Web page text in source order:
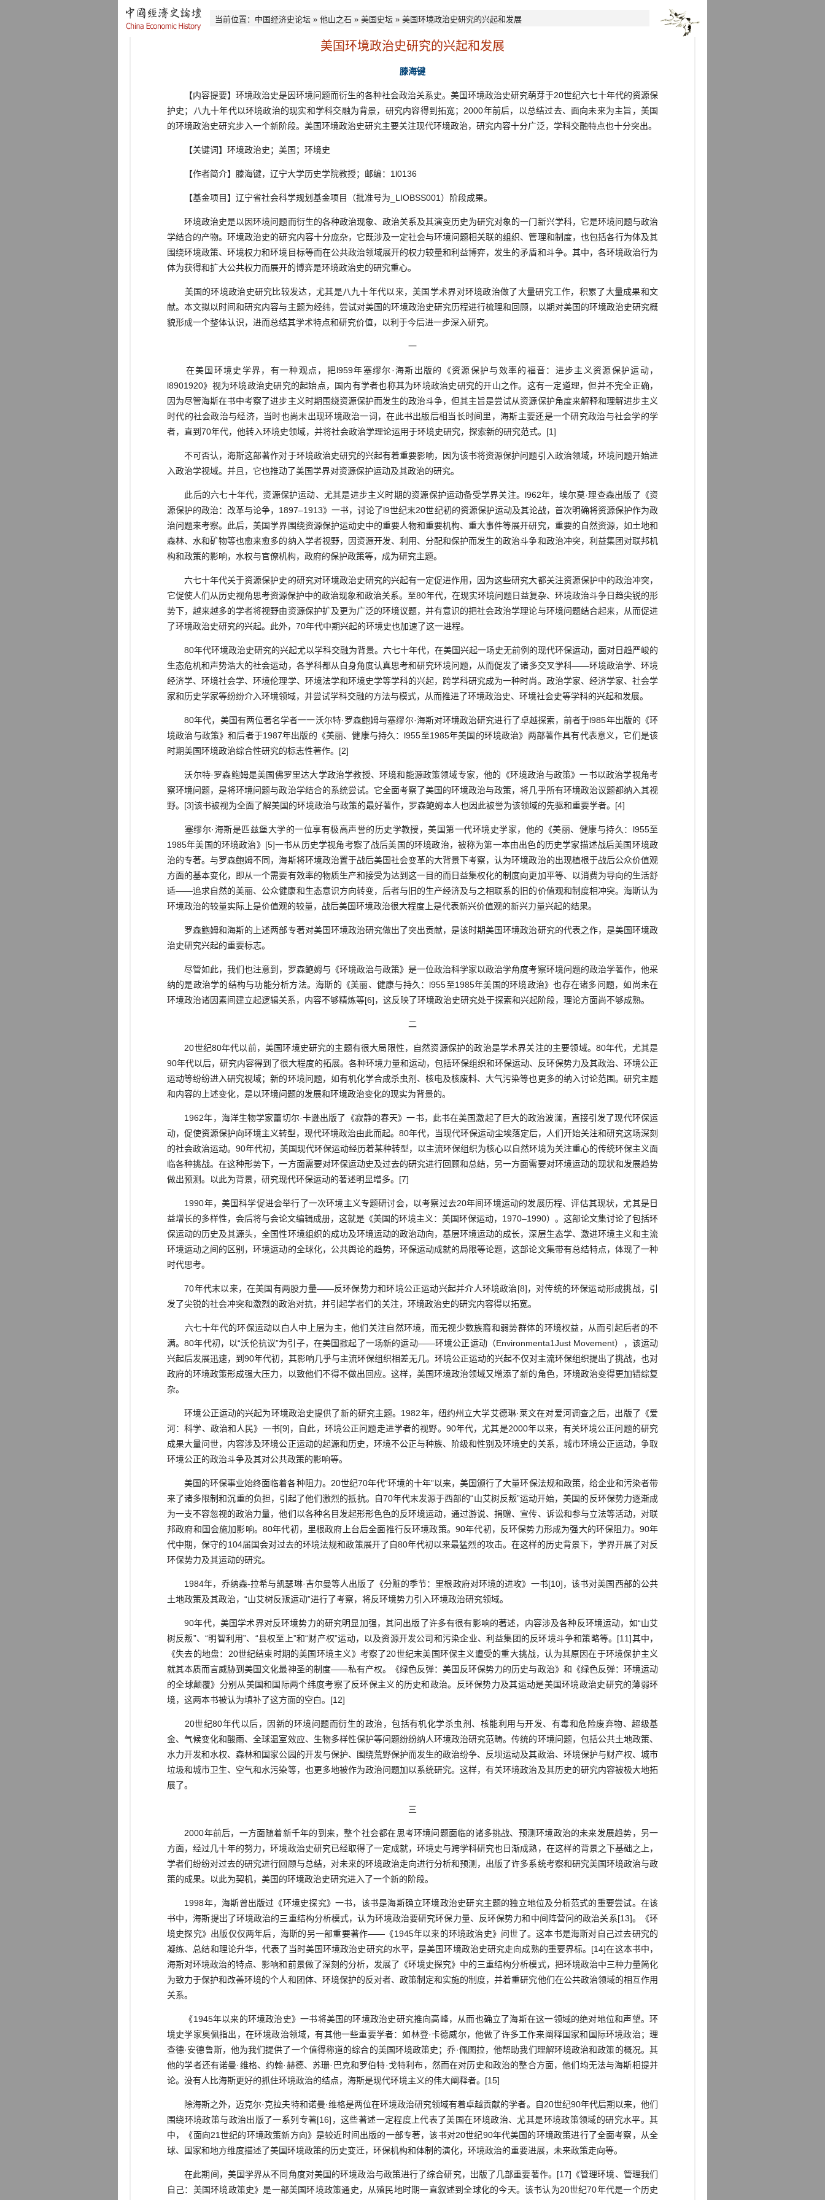
当前位置： 中国经济史论坛 » 他山之石 » 美国史坛 » 美国环境政治史研究的兴起和发展
美国环境政治史研究的兴起和发展
滕海键
【内容提要】环境政治史是因环境问题而衍生的各种社会政治关系史。美国环境政治史研究萌芽于20世纪六七十年代的资源保
护史；八九十年代以环境政治的现实和学科交融为背景，研究内容得到拓宽；2000年前后，以总结过去、面向未来为主旨，美国
的环境政治史研究步入一个新阶段。美国环境政治史研究主要关注现代环境政治，研究内容十分广泛，学科交融特点也十分突出。
【关键词】环境政治史；美国；环境史
【作者简介】滕海键，辽宁大学历史学院教授；邮编：1l0136
【基金项目】辽宁省社会科学规划基金项目（批准号为_LIOBSS001）阶段成果。
环境政治史是以因环境问题而衍生的各种政治现象、政治关系及其演变历史为研究对象的一门新兴学科，它是环境问题与政治
学结合的产物。环境政治史的研究内容十分庞杂，它既涉及一定社会与环境问题相关联的组织、管理和制度，也包括各行为体及其
围绕环境政策、环境权力和环境目标等而在公共政治领域展开的权力较量和利益博弈，发生的矛盾和斗争。其中，各环境政治行为
体为获得和扩大公共权力而展开的博弈是环境政治史的研究重心。
美国的环境政治史研究比较发达，尤其是八九十年代以来，美国学术界对环境政治做了大量研究工作，积累了大量成果和文
献。本文拟以时间和研究内容与主题为经纬，尝试对美国的环境政治史研究历程进行梳理和回顾，以期对美国的环境政治史研究概
貌形成一个整体认识，进而总结其学术特点和研究价值，以利于今后进一步深入研究。
一
在美国环境史学界，有一种观点，把l959年塞缪尔·海斯出版的《资源保护与效率的福音：进步主义资源保护运动，
l8901920》视为环境政治史研究的起始点，国内有学者也称其为环境政治史研究的开山之作。这有一定道理，但并不完全正确，
因为尽管海斯在书中考察了进步主义时期围绕资源保护而发生的政治斗争，但其主旨是尝试从资源保护角度来解释和理解进步主义
时代的社会政治与经济，当时也尚未出现环境政治一词，在此书出版后相当长时间里，海斯主要还是一个研究政治与社会学的学
者，直到70年代，他转入环境史领域，并将社会政治学理论运用于环境史研究，探索新的研究范式。[1]
不可否认，海斯这部著作对于环境政治史研究的兴起有着重要影响，因为该书将资源保护问题引入政治领域，环境问题开始进
入政治学视域。并且，它也推动了美国学界对资源保护运动及其政治的研究。
此后的六七十年代，资源保护运动、尤其是进步主义时期的资源保护运动备受学界关注。l962年，埃尔莫·理查森出版了《资
源保护的政治：改革与论争，1897–1913》一书，讨论了l9世纪末20世纪初的资源保护运动及其论战，首次明确将资源保护作为政
治问题来考察。此后，美国学界围绕资源保护运动史中的重要人物和重要机构、重大事件等展开研究，重要的自然资源，如土地和
森林、水和矿物等也愈来愈多的纳入学者视野，因资源开发、利用、分配和保护而发生的政治斗争和政治冲突，利益集团对联邦机
构和政策的影响，水权与官僚机构，政府的保护政策等，成为研究主题。
六七十年代关于资源保护史的研究对环境政治史研究的兴起有一定促进作用，因为这些研究大都关注资源保护中的政治冲突，
它促使人们从历史视角思考资源保护中的政治现象和政治关系。至80年代，在现实环境问题日益复杂、环境政治斗争日趋尖锐的形
势下，越来越多的学者将视野由资源保护扩及更为广泛的环境议题，并有意识的把社会政治学理论与环境问题结合起来，从而促进
了环境政治史研究的兴起。此外，70年代中期兴起的环境史也加速了这一进程。
80年代环境政治史研究的兴起尤以学科交融为背景。六七十年代，在美国兴起一场史无前例的现代环保运动，面对日趋严峻的
生态危机和声势浩大的社会运动，各学科都从自身角度认真思考和研究环境问题，从而促发了诸多交叉学科——环境政治学、环境
经济学、环境社会学、环境伦理学、环境法学和环境史学等学科的兴起，跨学科研究成为一种时尚。政治学家、经济学家、社会学
家和历史学家等纷纷介入环境领域，并尝试学科交融的方法与模式，从而推进了环境政治史、环境社会史等学科的兴起和发展。
80年代，美国有两位著名学者一一沃尔特·罗森鲍姆与塞缪尔·海斯对环境政治研究进行了卓越探索，前者于l985年出版的《环
境政治与政策》和后者于1987年出版的《美丽、健康与持久：l955至1985年美国的环境政治》两部著作具有代表意义，它们是该
时期美国环境政治综合性研究的标志性著作。[2]
沃尔特·罗森鲍姆是美国佛罗里达大学政治学教授、环境和能源政策领域专家，他的《环境政治与政策》一书以政治学视角考
察环境问题，是将环境问题与政治学结合的系统尝试。它全面考察了美国的环境政治与政策，将几乎所有环境政治议题都纳入其视
野。[3]该书被视为全面了解美国的环境政治与政策的最好著作，罗森鲍姆本人也因此被誉为该领域的先驱和重要学者。[4]
塞缪尔·海斯是匹兹堡大学的一位享有极高声誉的历史学教授，美国第一代环境史学家，他的《美丽、健康与持久：l955至
1985年美国的环境政治》[5]一书从历史学视角考察了战后美国的环境政治，被称为第一本由出色的历史学家描述战后美国环境政
治的专著。与罗森鲍姆不同，海斯将环境政治置于战后美国社会变革的大背景下考察，认为环境政治的出现植根于战后公众价值观
方面的基本变化，即从一个需要有效率的物质生产和接受为达到这一目的而日益集权化的制度向更加平等、以消费为导向的生活舒
适——追求自然的美丽、公众健康和生态意识方向转变，后者与旧的生产经济及与之相联系的旧的价值观和制度相冲突。海斯认为
环境政治的较量实际上是价值观的较量，战后美国环境政治很大程度上是代表新兴价值观的新兴力量兴起的结果。
罗森鲍姆和海斯的上述两部专著对美国环境政治研究做出了突出贡献，是该时期美国环境政治研究的代表之作，是美国环境政
治史研究兴起的重要标志。
尽管如此，我们也注意到，罗森鲍姆与《环境政治与政策》是一位政治科学家以政治学角度考察环境问题的政治学著作，他采
纳的是政治学的结构与功能分析方法。海斯的《美丽、健康与持久：l955至1985年美国的环境政治》也存在诸多问题，如尚未在
环境政治诸因素间建立起逻辑关系，内容不够精炼等[6]，这反映了环境政治史研究处于探索和兴起阶段，理论方面尚不够成熟。
二
20世纪80年代以前，美国环境史研究的主题有很大局限性，自然资源保护的政治是学术界关注的主要领域。80年代，尤其是
90年代以后，研究内容得到了很大程度的拓展。各种环境力量和运动，包括环保组织和环保运动、反环保势力及其政治、环境公正
运动等纷纷进入研究视域；新的环境问题，如有机化学合成杀虫剂、核电及核废料、大气污染等也更多的纳入讨论范围。研究主题
和内容的上述变化，是以环境问题的发展和环境政治变化的现实为背景的。
1962年，海洋生物学家蕾切尔·卡逊出版了《寂静的春天》一书，此书在美国激起了巨大的政治波澜，直接引发了现代环保运
动，促使资源保护向环境主义转型，现代环境政治由此而起。80年代，当现代环保运动尘埃落定后，人们开始关注和研究这场深刻
的社会政治运动。90年代初，美国现代环保运动经历着某种转型，以主流环保组织为核心以自然环境为关注重心的传统环保主义面
临各种挑战。在这种形势下，一方面需要对环保运动史及过去的研究进行回顾和总结，另一方面需要对环境运动的现状和发展趋势
做出预测。以此为背景，研究现代环保运动的著述明显增多。[7]
1990年，美国科学促进会举行了一次环境主义专题研讨会，以考察过去20年间环境运动的发展历程、评估其现状，尤其是日
益增长的多样性，会后将与会论文编辑成册，这就是《美国的环境主义：美国环保运动，1970–1990）。这部论文集讨论了包括环
保运动的历史及其源头，全国性环境组织的成功及环境运动的政治动向，基层环境运动的成长，深层生态学、激进环境主义和主流
环境运动之间的区别，环境运动的全球化，公共舆论的趋势，环保运动成就的局限等论题，这部论文集带有总结特点，体现了一种
时代思考。
70年代末以来，在美国有两股力量——反环保势力和环境公正运动兴起并介人环境政治[8]，对传统的环保运动形成挑战，引
发了尖锐的社会冲突和激烈的政治对抗，并引起学者们的关注，环境政治史的研究内容得以拓宽。
六七十年代的环保运动以白人中上层为主，他们关注自然环境，而无视少数族裔和弱势群体的环境权益，从而引起后者的不
满。80年代初，以“沃伦抗议”为引子，在美国掀起了一场新的运动——环境公正运动（Environmenta1Just Movement），该运动
兴起后发展迅速，到90年代初，其影响几乎与主流环保组织相差无几。环境公正运动的兴起不仅对主流环保组织提出了挑战，也对
政府的环境政策形成强大压力，以致他们不得不做出回应。这样，美国环境政治领域又增添了新的角色，环境政治变得更加错综复
杂。
环境公正运动的兴起为环境政治史提供了新的研究主题。1982年，纽约州立大学艾德琳·莱文在对爱河调查之后，出版了《爱
河：科学、政治和人民》一书[9]，自此，环境公正问题走进学者的视野。90年代，尤其是2000年以来，有关环境公正问题的研究
成果大量问世，内容涉及环境公正运动的起源和历史，环境不公正与种族、阶级和性别及环境史的关系，城市环境公正运动，争取
环境公正的政治斗争及其对公共政策的影响等。
美国的环保事业始终面临着各种阻力。20世纪70年代“环境的十年”以来，美国颁行了大量环保法规和政策，给企业和污染者带
来了诸多限制和沉重的负担，引起了他们激烈的抵抗。自70年代末发源于西部的“山艾树反叛”运动开始，美国的反环保势力逐渐成
为一支不容忽视的政治力量，他们以各种名目发起形形色色的反环境运动，通过游说、捐赠、宣传、诉讼和参与立法等活动，对联
邦政府和国会施加影响。80年代初，里根政府上台后全面推行反环境政策。90年代初，反环保势力形成为强大的环保阻力。90年
代中期，保守的104届国会对过去的环境法规和政策展开了自80年代初以来最猛烈的攻击。在这样的历史背景下，学界开展了对反
环保势力及其运动的研究。
1984年，乔纳森-拉希与凯瑟琳·吉尔曼等人出版了《分赃的季节：里根政府对环境的进攻》一书[10]，该书对美国西部的公共
土地政策及其政治，“山艾树反叛运动”进行了考察，将反环境势力引入环境政治研究领域。
90年代，美国学术界对反环境势力的研究明显加强，其问出版了许多有很有影响的著述，内容涉及各种反环境运动，如“山艾
树反叛”、“明智利用”、“县权至上”和“财产权”运动，以及资源开发公司和污染企业、利益集团的反环境斗争和策略等。[11]其中，
《失去的地盘：20世纪结束时期的美国环境主义》考察了20世纪末美国环保主义遭受的重大挑战，认为其原因在于环境保护主义
就其本质而言威胁到美国文化最神圣的制度——私有产权。《绿色反弹：美国反环保势力的历史与政治》和《绿色反弹：环境运动
的全球颠覆》分别从美国和国际两个纬度考察了反环保主义的历史和政治。反环保势力及其运动是美国环境政治史研究的薄弱环
境，这两本书被认为填补了这方面的空白。[12]
20世纪80年代以后，因新的环境问题而衍生的政治，包括有机化学杀虫剂、核能利用与开发、有毒和危险废弃物、超级基
金、气候变化和酸雨、全球温室效应、生物多样性保护等问题纷纷纳人环境政治研究范畴。传统的环境问题，包括公共土地政策、
水力开发和水权、森林和国家公园的开发与保护、围绕荒野保护而发生的政治纷争、反坝运动及其政治、环境保护与财产权、城市
垃圾和城市卫生、空气和水污染等，也更多地被作为政治问题加以系统研究。这样，有关环境政治及其历史的研究内容被极大地拓
展了。
三
2000年前后，一方面随着新千年的到来，整个社会都在思考环境问题面临的诸多挑战、预测环境政治的未来发展趋势，另一
方面，经过几十年的努力，环境政治史研究已经取得了一定成就，环境史与跨学科研究也日渐成熟，在这样的背景之下基础之上，
学者们纷纷对过去的研究进行回顾与总结，对未来的环境政治走向进行分析和预测，出版了许多系统考察和研究美国环境政治与政
策的成果。以此为契机，美国的环境政治史研究进入了一个新的阶段。
1998年，海斯曾出版过《环境史探究》一书，该书是海斯确立环境政治史研究主题的独立地位及分析范式的重要尝试。在该
书中，海斯提出了环境政治的三重结构分析模式，认为环境政治要研究环保力量、反环保势力和中间阵营问的政治关系[13]。《环
境史探究》出版仅仅两年后，海斯的另一部重要著作——《1945年以来的环境政治史》问世了。这本书是海斯对自己过去研究的
凝练、总结和理论升华，代表了当时美国环境政治史研究的水平，是美国环境政治史研究走向成熟的重要界标。[14]在这本书中，
海斯对环境政治的特点、影响和前景做了深刻的分析，发展了《环境史探究》中的三重结构分析模式，把环境政治中三种力量简化
为致力于保护和改善环境的个人和团体、环境保护的反对者、政策制定和实施的制度，并着重研究他们在公共政治领域的相互作用
关系。
《1945年以来的环境政治史》一书将美国的环境政治史研究推向高峰，从而也确立了海斯在这一领域的绝对地位和声望。环
境史学家奥佩指出，在环境政治领域，有其他一些重要学者：如林登·卡德威尔，他做了许多工作来阐释国家和国际环境政治；理
查德·安德鲁斯，他为我们提供了一个值得称道的综合的美国环境政策史；乔·佩图拉，他帮助我们理解环境政治和政策的概况。其
他的学者还有诺曼·维格、约翰·赫德、苏珊·巴克和罗伯特·戈特利布，然而在对历史和政治的整合方面，他们均无法与海斯相提并
论。没有人比海斯更好的抓住环境政治的结点，海斯是现代环境主义的伟大阐释者。[15]
除海斯之外，迈克尔·克拉夫特和诺曼·维格是两位在环境政治研究领域有着卓越贡献的学者。自20世纪90年代后期以来，他们
围绕环境政策与政治出版了一系列专著[16]，这些著述一定程度上代表了美国在环境政治、尤其是环境政策领域的研究水平。其
中，《面向21世纪的环境政策新方向》是较近时间出版的一部专著，该书对20世纪90年代美国的环境政策进行了全面考察，从全
球、国家和地方维度描述了美国环境政策的历史变迁，环保机构和体制的演化，环境政治的重要进展，未来政策走向等。
在此期间，美国学界从不同角度对美国的环境政治与政策进行了综合研究，出版了几部重要著作。[17]《管理环境、管理我们
自己：美国环境政策史》是一部美国环境政策通史，从殖民地时期一直叙述到全球化的今天。该书认为20世纪70年代是一个历史